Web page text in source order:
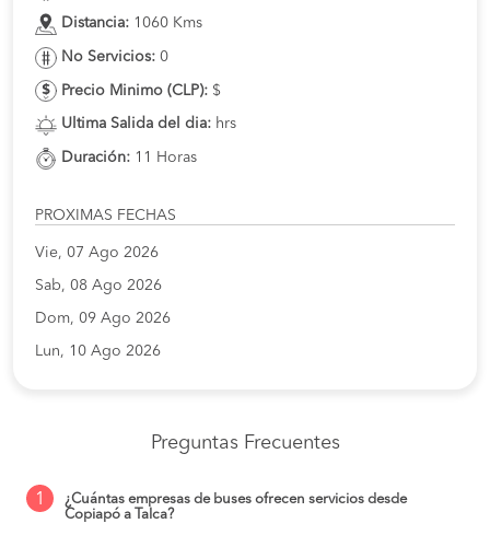
Distancia: 1060 Kms
No Servicios: 0
Precio Minimo (CLP): $
Ultima Salida del dia: hrs
Duración: 11 Horas
PROXIMAS FECHAS
Vie, 07 Ago 2026
Sab, 08 Ago 2026
Dom, 09 Ago 2026
Lun, 10 Ago 2026
Preguntas Frecuentes
1
¿Cuántas empresas de buses ofrecen servicios desde
Copiapó a Talca?